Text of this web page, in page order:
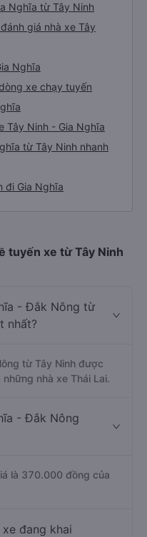
Nghĩa từ Tây Ninh
giá nhà xe Tây
Nghĩa
xe chạy tuyến
Tây Ninh - Gia Nghĩa
từ Tây Ninh nhanh
đi Gia Nghĩa
tuyến xe từ Tây Ninh
- Đắk Nông từ
nhất?
từ Tây Ninh được
nhà xe Thái Lai.
- Đắk Nông
là 370.000 đồng của
đang khai